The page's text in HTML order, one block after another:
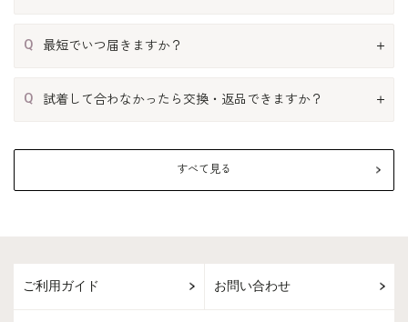
Q 最短でいつ届きますか？
Q 試着して合わなかったら交換・返品できますか？
すべて見る
ご利用ガイド お問い合わせ